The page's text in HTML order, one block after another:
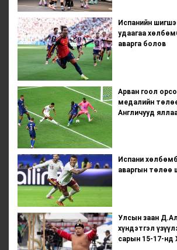
Испанийн
удаагаа
аварга болов
Арван гоол
медалийн
Англичууд
Испани
аваргын төлөө
Улсын заан
хүндэтгэл
сарын 15-17-нд